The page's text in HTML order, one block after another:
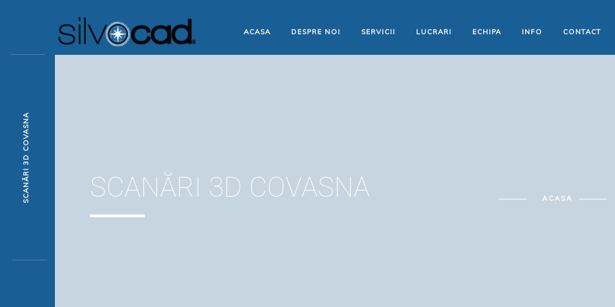
ACASA DESPRE NOI SERVICII LUCRARI ECHIPA INFO CONTACT
SCANĂRI 3D COVASNA ACASA
SCANĂRI 3D COVASNA